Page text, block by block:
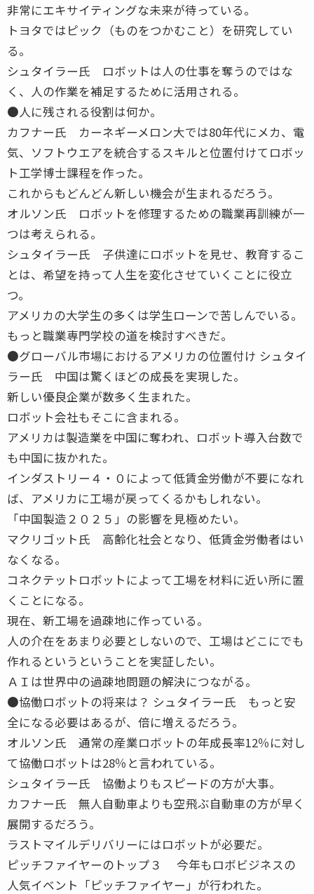
非常にエキサイティングな未来が待っている。
トヨタではピック（ものをつかむこと）を研究してい
る。
シュタイラー氏 ロボットは人の仕事を奪うのではな
く、人の作業を補足するために活用される。
●人に残される役割は何か。
カフナー氏 カーネギーメロン大では80年代にメカ、電
気、ソフトウエアを統合するスキルと位置付けてロボッ
ト工学博士課程を作った。
これからもどんどん新しい機会が生まれるだろう。
オルソン氏 ロボットを修理するための職業再訓練が一
つは考えられる。
シュタイラー氏 子供達にロボットを見せ、教育するこ
とは、希望を持って人生を変化させていくことに役立
つ。
アメリカの大学生の多くは学生ローンで苦しんでいる。
もっと職業専門学校の道を検討すべきだ。
●グローバル市場におけるアメリカの位置付け シュタイ
ラー氏 中国は驚くほどの成長を実現した。
新しい優良企業が数多く生まれた。
ロボット会社もそこに含まれる。
アメリカは製造業を中国に奪われ、ロボット導入台数で
も中国に抜かれた。
インダストリー４・０によって低賃金労働が不要になれ
ば、アメリカに工場が戻ってくるかもしれない。
「中国製造２０２５」の影響を見極めたい。
マクリゴット氏 高齢化社会となり、低賃金労働者はい
なくなる。
コネクテットロボットによって工場を材料に近い所に置
くことになる。
現在、新工場を過疎地に作っている。
人の介在をあまり必要としないので、工場はどこにでも
作れるというということを実証したい。
ＡＩは世界中の過疎地問題の解決につながる。
●協働ロボットの将来は？ シュタイラー氏 もっと安
全になる必要はあるが、倍に増えるだろう。
オルソン氏 通常の産業ロボットの年成長率12％に対し
て協働ロボットは28％と言われている。
シュタイラー氏 協働よりもスピードの方が大事。
カフナー氏 無人自動車よりも空飛ぶ自動車の方が早く
展開するだろう。
ラストマイルデリバリーにはロボットが必要だ。
ピッチファイヤーのトップ３ 今年もロボビジネスの
人気イベント「ピッチファイヤー」が行われた。